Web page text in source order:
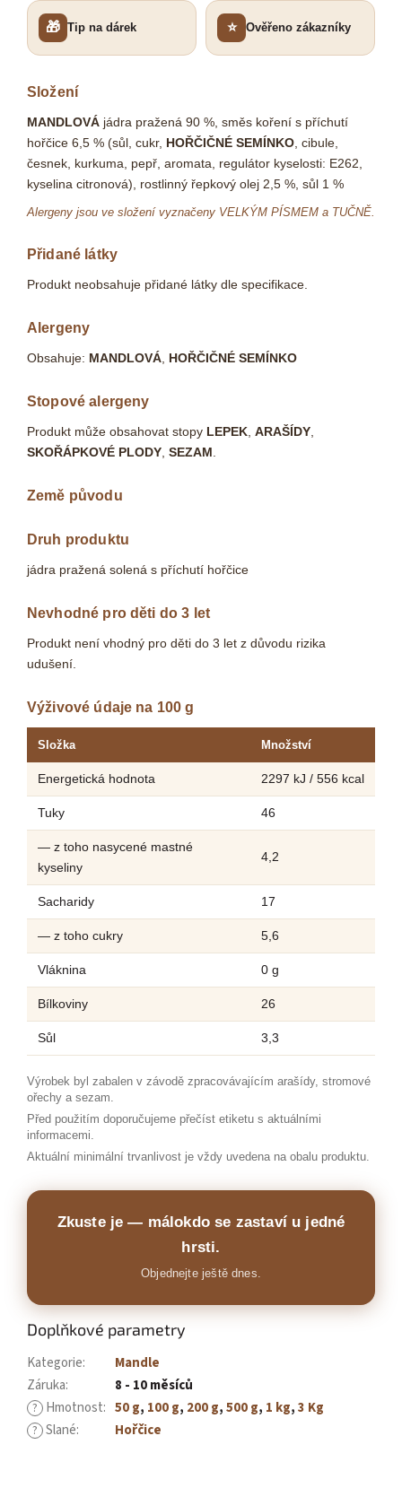
🎁 Tip na dárek ⭐ Ověřeno zákazníky
Složení
MANDLOVÁ jádra pražená 90 %, směs koření s příchutí
hořčice 6,5 % (sůl, cukr, HOŘČIČNÉ SEMÍNKO , cibule,
česnek, kurkuma, pepř, aromata, regulátor kyselosti: E262,
kyselina citronová), rostlinný řepkový olej 2,5 %, sůl 1 %
Alergeny jsou ve složení vyznačeny VELKÝM PÍSMEM a TUČNĚ.
Přidané látky
Produkt neobsahuje přidané látky dle specifikace.
Alergeny
Obsahuje: MANDLOVÁ HOŘČIČNÉ SEMÍNKO
Stopové alergeny
Produkt může obsahovat stopy LEPEK ARAŠÍDY
SKOŘÁPKOVÉ PLODY SEZAM
Země původu
Druh produktu
jádra pražená solená s příchutí hořčice
Nevhodné pro děti do 3 let
Produkt není vhodný pro děti do 3 let z důvodu rizika
udušení.
Výživové údaje na 100 g
Složka Množství
Energetická hodnota 2297 kJ / 556 kcal
Tuky 46
— z toho nasycené mastné
kyseliny
4,2
Sacharidy 17
— z toho cukry 5,6
Vláknina 0 g
Bílkoviny 26
Sůl 3,3
Výrobek byl zabalen v závodě zpracovávajícím arašídy, stromové
ořechy a sezam.
Před použitím doporučujeme přečíst etiketu s aktuálními
informacemi.
Aktuální minimální trvanlivost je vždy uvedena na obalu produktu.
Zkuste je — málokdo se zastaví u jedné
hrsti.
Objednejte ještě dnes.
Doplňkové parametry
Kategorie:
Mandle
Záruka: 8 - 10 měsíců
? Hmotnost: 50 g, 100 g, 200 g,500 g, 1 kg,3 Kg
? Slané: Hořčice